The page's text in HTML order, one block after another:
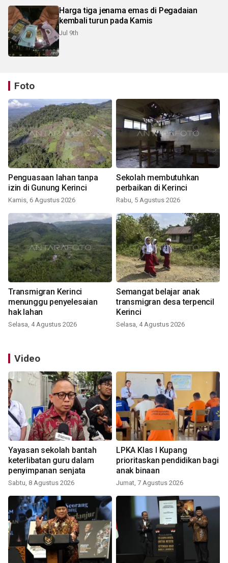
Harga tiga jenama emas di Pegadaian
kembali turun pada Kamis
Jul 9th
Foto
Penguasaan lahan tanpa
izin di Gunung Kerinci
Kamis, 6 Agustus 2026
Sekolah membutuhkan
perbaikan di Kerinci
Rabu, 5 Agustus 2026
Transmigran Kerinci
menunggu penyelesaian
hak lahan
Selasa, 4 Agustus 2026
Semangat belajar anak
transmigran desa terpencil
Kerinci
Selasa, 4 Agustus 2026
Video
Yayasan sekolah bantah
keterlibatan guru dalam
penyimpanan senjata
Sabtu, 8 Agustus 2026
LPKA Klas I Kupang
prioritaskan pendidikan bagi
anak binaan
Jumat, 7 Agustus 2026